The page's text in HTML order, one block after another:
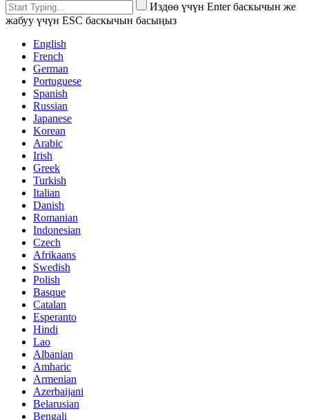
Издөө үчүн Enter баскычын же
жабуу үчүн ESC баскычын басыңыз
English
French
German
Portuguese
Spanish
Russian
Japanese
Korean
Arabic
Irish
Greek
Turkish
Italian
Danish
Romanian
Indonesian
Czech
Afrikaans
Swedish
Polish
Basque
Catalan
Esperanto
Hindi
Lao
Albanian
Amharic
Armenian
Azerbaijani
Belarusian
Bengali